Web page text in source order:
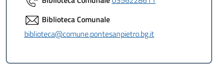
Biblioteca Comunale
biblioteca@comune.pontesanpietro.bg.it